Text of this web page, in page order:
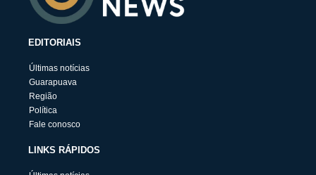
EDITORIAIS
Últimas notícias
Guarapuava
Região
Política
Fale conosco
LINKS RÁPIDOS